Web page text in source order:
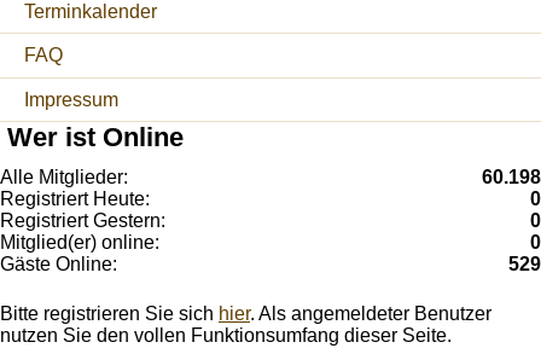
Terminkalender
FAQ
Impressum
Wer ist Online
Alle Mitglieder:
60.198
Registriert Heute:
0
Registriert Gestern:
0
Mitglied(er) online:
0
Gäste Online:
529
Bitte registrieren Sie sich hier. Als angemeldeter Benutzer
nutzen Sie den vollen Funktionsumfang dieser Seite.